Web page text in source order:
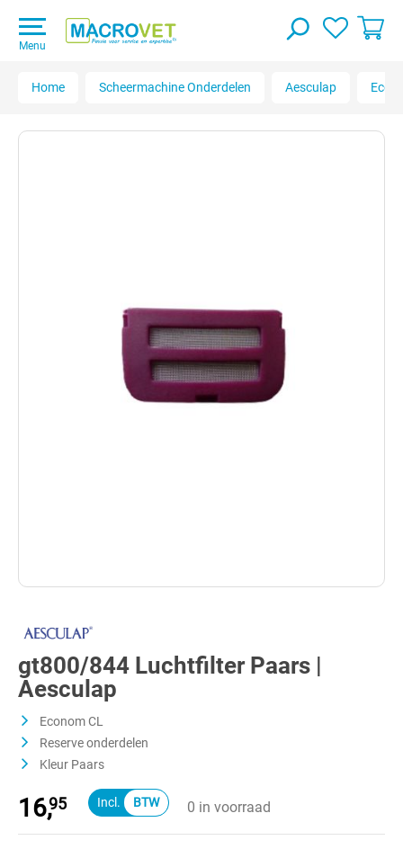
Menu
Home Scheermachine Onderdelen Aesculap
gt800/844 Luchtfilter Paars |
Aesculap
Econom CL
Reserve onderdelen
Kleur Paars
16,95 0 in voorraad